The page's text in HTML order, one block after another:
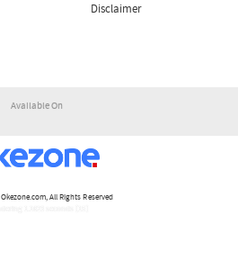
Disclaimer
Available On
Okezone.com, All Rights Reserved